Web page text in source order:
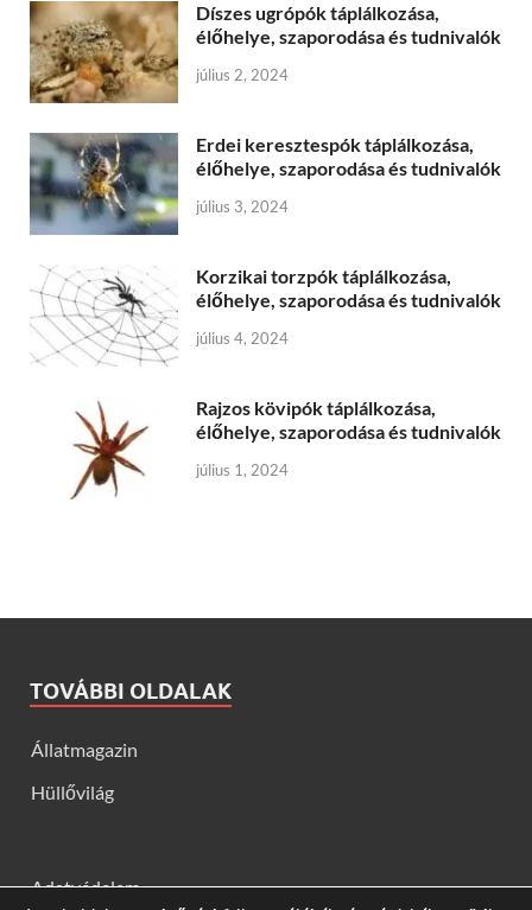
Díszes ugrópók táplálkozása,
élőhelye, szaporodása és tudnivalók
július 2, 2024
Erdei keresztespók táplálkozása,
élőhelye, szaporodása és tudnivalók
július 3, 2024
Korzikai torzpók táplálkozása,
élőhelye, szaporodása és tudnivalók
július 4, 2024
Rajzos kövipók táplálkozása,
élőhelye, szaporodása és tudnivalók
július 1, 2024
TOVÁBBI OLDALAK
Állatmagazin
Hüllővilág
Adatvédelem